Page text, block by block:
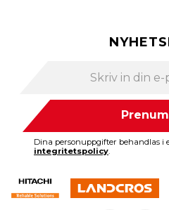
Dina personuppgifter behandlas i
integritetspolicy.